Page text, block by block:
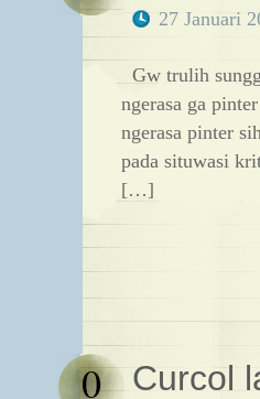
27 Januari
Gw trulih
ngerasa ga
ngerasa pinter
pada situwasi
[…]
Curcol
0